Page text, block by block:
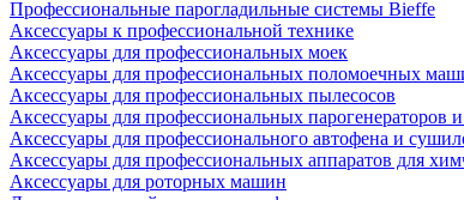
Профессиональные парогладильные системы Bieffe
Аксессуары к профессиональной технике
Аксессуары для профессиональных моек
Аксессуары для профессиональных поломоечных
Аксессуары для профессиональных пылесосов
Аксессуары для профессиональных парогенераторов
Аксессуары для профессионального автофена и
Аксессуары для профессиональных аппаратов для
Аксессуары для роторных машин